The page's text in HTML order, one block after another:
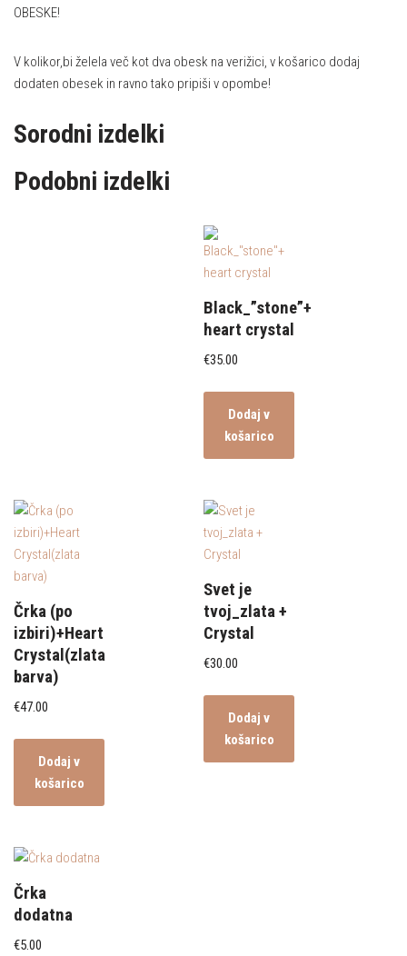
OBESKE!
V kolikor,bi želela več kot dva obesk na verižici, v košarico dodaj
dodaten obesek in ravno tako pripiši v opombe!
Sorodni izdelki
Podobni izdelki
Black_”stone”+
heart crystal
€35.00
Dodaj v
košarico
Črka (po
izbiri)+Heart
Crystal(zlata
barva)
€47.00
Dodaj v
košarico
Svet je
tvoj_zlata +
Crystal
€30.00
Dodaj v
košarico
Črka
dodatna
€5.00